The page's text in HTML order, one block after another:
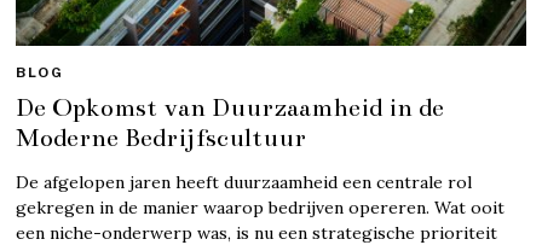
BLOG
De Opkomst van Duurzaamheid in de
Moderne Bedrijfscultuur
De afgelopen jaren heeft duurzaamheid een centrale rol
gekregen in de manier waarop bedrijven opereren. Wat ooit
een niche-onderwerp was, is nu een strategische prioriteit